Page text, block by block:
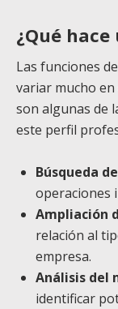
¿Qué
Las funciones
variar mucho en
son algunas de
este perfil
Búsqueda
operaciones
Ampliación
relación al
empresa.
Análisis del
identificar